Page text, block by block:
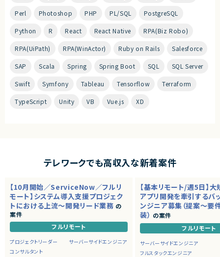
Perl Photoshop PHP PL/SQL PostgreSQL
Python R React React Native RPA(Biz Robo)
RPA(UiPath) RPA(WinActor) Ruby on Rails Salesforce
SAP Scala Spring Spring Boot SQL SQL Server
Swift Symfony Tableau Tensorflow Terraform
TypeScript Unity VB Vue.js XD
テレワークでも高収入な新着案件
【10月開始／ServiceNow／フルリ
モート】システム導入支援プロジェク
トにおける上流～開発リード業務 の
案件
フルリモート
プロジェクトリーダー
サーバーサイドエンジニア
コンサルタント
【基本リモート/週5日】
アプリ開発を牽引するバ
ンジニア募集（提案～要
装） の案件
フルリモート
サーバーサイドエンジニア
フルスタックエンジニア